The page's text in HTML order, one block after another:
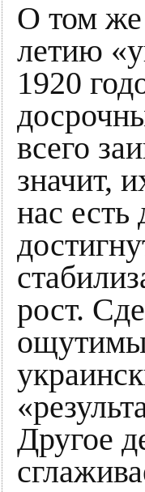
О том
летию
1920
всего
значит,
нас есть
рост.
Другое